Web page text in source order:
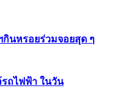
กินหรอยร่วมจอยสุด ๆ
รถไฟฟ้า ในวัน